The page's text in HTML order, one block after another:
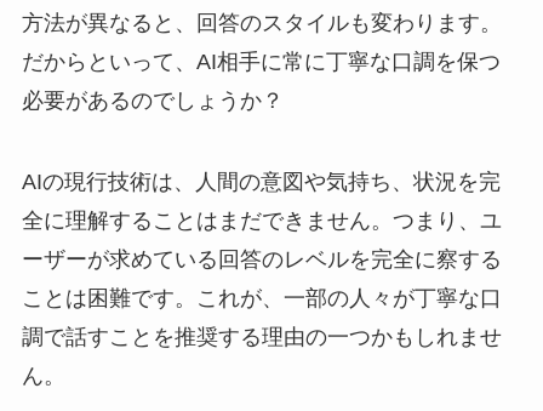
方法が異なると、回答のスタイルも変わります。
だからといって、AI相手に常に丁寧な口調を保つ
必要があるのでしょうか？
AIの現行技術は、人間の意図や気持ち、状況を完
全に理解することはまだできません。つまり、ユ
ーザーが求めている回答のレベルを完全に察する
ことは困難です。これが、一部の人々が丁寧な口
調で話すことを推奨する理由の一つかもしれませ
ん。